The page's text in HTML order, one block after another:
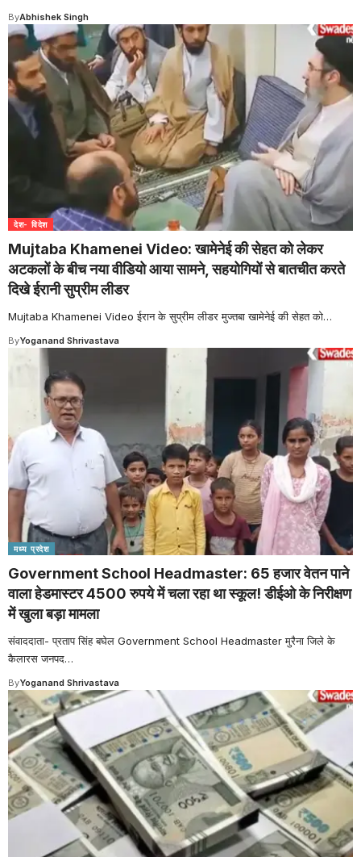
ByAbhishek Singh
देश- विदेश
Mujtaba Khamenei Video: खामेनेई की सेहत को लेकर
अटकलों के बीच नया वीडियो आया सामने, सहयोगियों से बातचीत करते
दिखे ईरानी सुप्रीम लीडर
Mujtaba Khamenei Video ईरान के सुप्रीम लीडर मुज्तबा खामेनेई की सेहत को…
ByYoganand Shrivastava
मध्य प्रदेश
Government School Headmaster: 65 हजार वेतन पाने
वाला हेडमास्टर 4500 रुपये में चला रहा था स्कूल! डीईओ के निरीक्षण
में खुला बड़ा मामला
संवाददाता- प्रताप सिंह बघेल Government School Headmaster मुरैना जिले के
कैलारस जनपद…
ByYoganand Shrivastava